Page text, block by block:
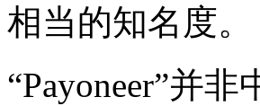
相当的知名度。
“Payoneer”并